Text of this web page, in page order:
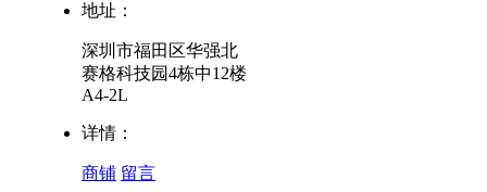
地址：
深圳市福田区华强北
赛格科技园4栋中12楼
A4-2L
详情：
商铺 留言